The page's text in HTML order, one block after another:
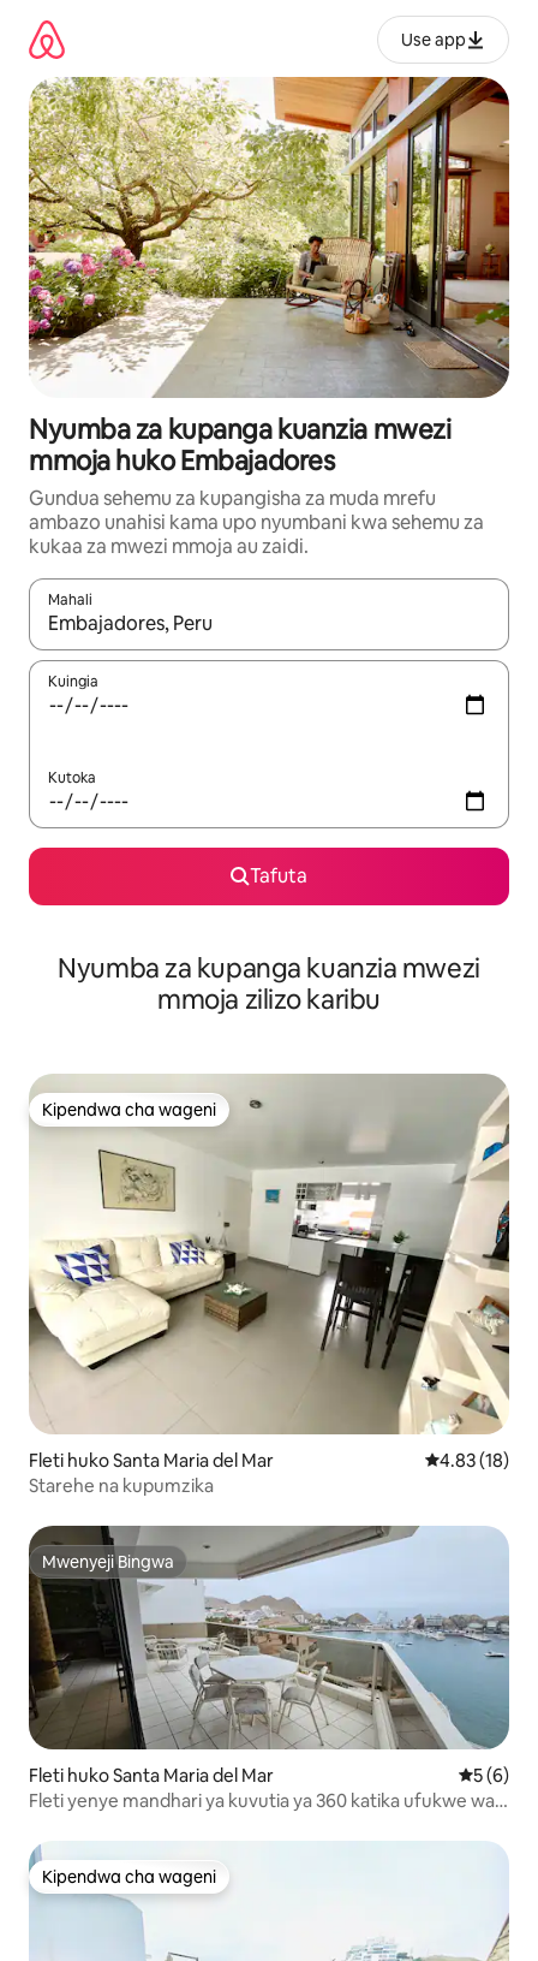
kwenda
kwenye
maudhui
Use app
Nyumba za kupanga kuanzia mwezi
mmoja huko Embajadores
Gundua sehemu za kupangisha za muda mrefu
ambazo unahisi kama upo nyumbani kwa sehemu za
kukaa za mwezi mmoja au zaidi.
Mahali
Wakati matokeo yanapatikana, vinjari kwa kutumia vitufe vya
Kuingia
Kutoka
Tafuta
Nyumba za kupanga kuanzia mwezi
mmoja zilizo karibu
Kipendwa cha wageni
Kipendwa cha wageni
Fleti huko Santa Maria del Mar Ukadiriaji wa
4.83 (18)
Starehe na kupumzika
Mwenyeji Bingwa
Mwenyeji Bingwa
Fleti huko Santa Maria del Mar
5 (6)
Fleti yenye mandhari ya kuvutia ya 360 katika ufukwe wa
Kipendwa cha wageni
Kipendwa cha wageni